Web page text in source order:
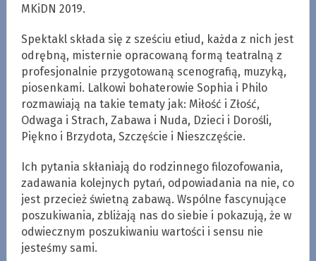
MKiDN 2019.
Spektakl składa się z sześciu etiud, każda z nich jest
odrębną, misternie opracowaną formą teatralną z
profesjonalnie przygotowaną scenografią, muzyką,
piosenkami. Lalkowi bohaterowie Sophia i Philo
rozmawiają na takie tematy jak: Miłość i Złość,
Odwaga i Strach, Zabawa i Nuda, Dzieci i Dorośli,
Piękno i Brzydota, Szczęście i Nieszczęście.
Ich pytania skłaniają do rodzinnego filozofowania,
zadawania kolejnych pytań, odpowiadania na nie, co
jest przecież świetną zabawą. Wspólne fascynujące
poszukiwania, zbliżają nas do siebie i pokazują, że w
odwiecznym poszukiwaniu wartości i sensu nie
jesteśmy sami.